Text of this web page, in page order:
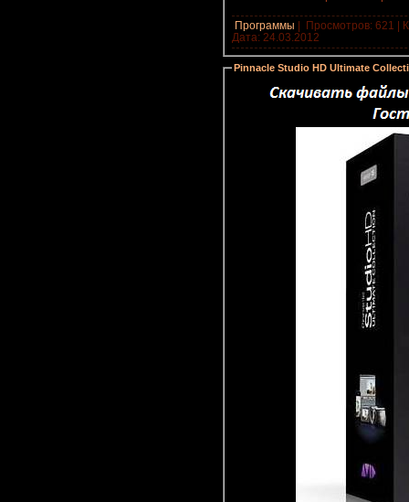
Программы
Просмотров: 621 |
Дата: 24.03.2012
Pinnacle Studio HD Ultimate